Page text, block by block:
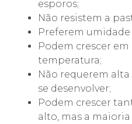
esporos;
Não resistem a
Preferem
Podem crescer
temperatura;
Não requerem
se desenvolver;
Podem crescer
alto, mas a